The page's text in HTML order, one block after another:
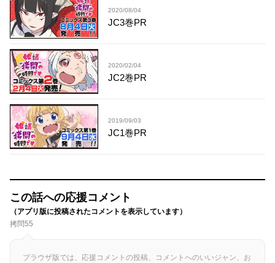
2020/08/04
JC3巻PR
2020/02/04
JC2巻PR
2019/09/03
JC1巻PR
この話への応援コメント
（アプリ版に投稿されたコメントを表示しています）
拷問55
ブラウザ版では、応援コメントの投稿、コメントへのいいジャン、お